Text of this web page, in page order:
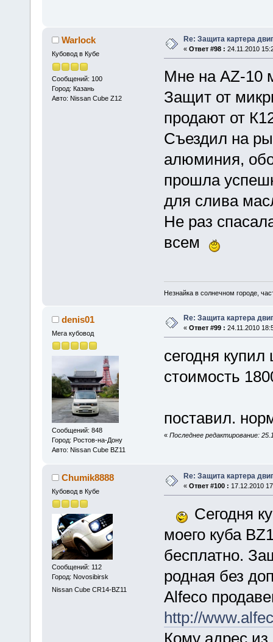
Warlock
Кубовод в Кубе
Сообщений: 100
Город: Казань
Авто: Nissan Cube Z12
Re: Защита картера
« Ответ #98 : 24.11.2010
Мне на AZ-10
Защит от
продают от
Съездил на
алюминия,
прошла
для слива
Не раз
всем
Незнайка в солнечном городе,
denis01
Мега кубовод
Сообщений: 848
Город: Ростов-на-Дону
Авто: Nissan Cube BZ11
Re: Защита картера
« Ответ #99 : 24.11.2010
сегодня
стоимость
поставил.
« Последнее редактирование:
Chumik8888
Кубовод в Кубе
Сообщений: 112
Город: Novosibirsk
Nissan Cube CR14-BZ11
Re: Защита картера
« Ответ #100 : 17.12.2010
Сегодня
моего куба
бесплатно.
родная без
Alfeco
http://
Кому адрес